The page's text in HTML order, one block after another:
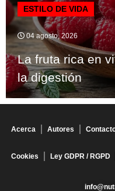
ESTILO DE VIDA
04 agosto, 2026
La fruta rica en
la digestión
Acerca Autores
Cookies Ley GDPR / RGPD